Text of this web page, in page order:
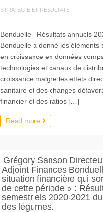
STRATEGIE ET RÉSULTATS
Bonduelle : Résultats annuels
Bonduelle a donné les éléments
en croissance en données
technologies et canaux de
croissance malgré les effets
sanitaire et des changes
financier et des ratios […]
Read more
Grégory Sanson
Adjoint Finances
situation financière qui
de cette période » :
semestriels 2020-2021
des légumes.